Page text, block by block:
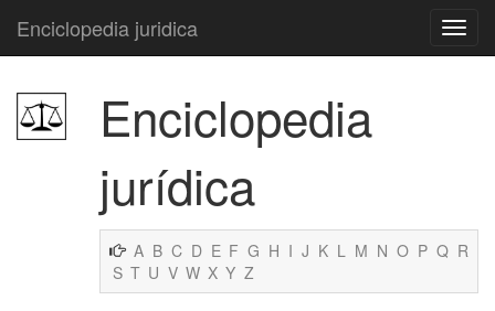
Enciclopedia juridica
Enciclopedia
jurídica
A B C D E F G H I J K L M N O P Q R
S T U V W X Y Z